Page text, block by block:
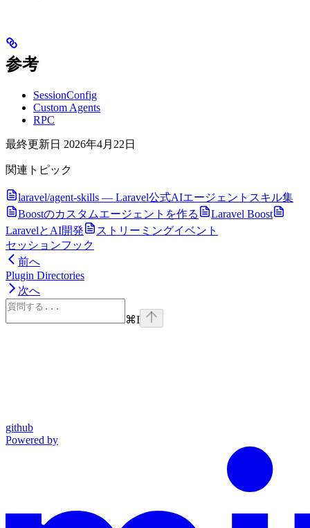
参考
SessionConfig
Custom Agents
RPC
最終更新日 2026年4月22日
関連トピック
laravel/agent-skills — Laravel公式AIエージェントスキル集
Boostのカスタムエージェントを作る
Laravel Boost
LaravelとAI開発
ストリーミングイベント
セッションフック
前へ
Plugin Directories
次へ
⌘I
github
Powered by